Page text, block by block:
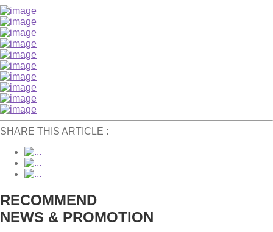
SHARE THIS ARTICLE :
RECOMMEND
NEWS & PROMOTION